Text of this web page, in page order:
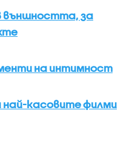
външността, за
на интимност
най-касовите филми